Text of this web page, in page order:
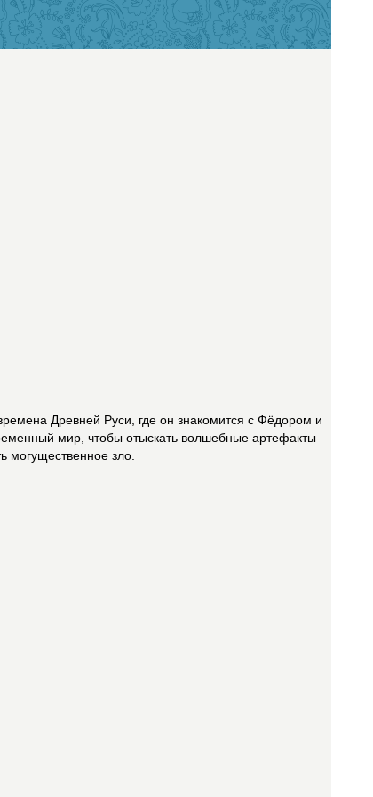
Древней Руси, где он знакомится с Фёдором и
мир, чтобы отыскать волшебные артефакты
могущественное зло.